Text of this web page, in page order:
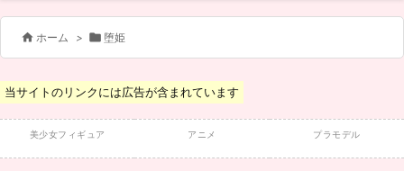
 ホーム >  堕姫
当サイトのリンクには広告が含まれています
美少女フィギュア アニメ プラモデル